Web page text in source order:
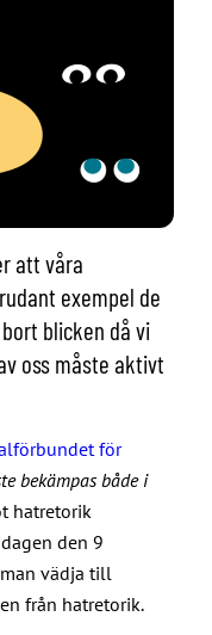
att våra
exempel de
blicken då vi
oss måste aktivt
för
bekämpas både i
hatretorik
den 9
vädja till
från hatretorik.